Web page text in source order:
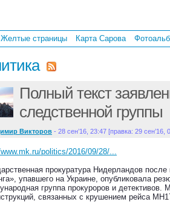
Желтые страницы Карта Сарова
Полный текст
следственной группы
Викторов - 28 сен’16, 23:47 [правка: 29 сен’16,
politics/2016/09/28/...
прокуратура Нидерландов
упавшего на Украине, опубликовала
группа прокуроров и
связанных с крушением рейса